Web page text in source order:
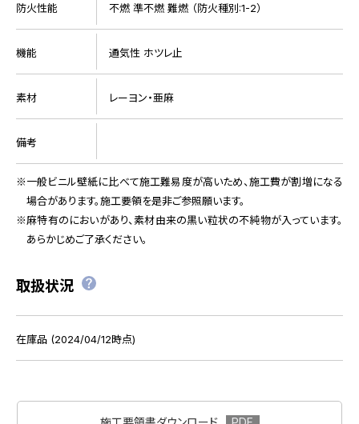
防火性能 不燃 準不燃 難燃 （防火種別:1-2）
機能 通気性 ホツレ止
素材 レーヨン・亜麻
備考
一般ビニル壁紙に比べて施工難易度が高いため、施工費が割増になる
場合があります。施工要領を是非ご参照願います。
麻特有のにおいがあり、素材由来の黒い粒状の不純物が入っています。
あらかじめご了承ください。
取扱状況
在庫品 (2024/04/12時点)